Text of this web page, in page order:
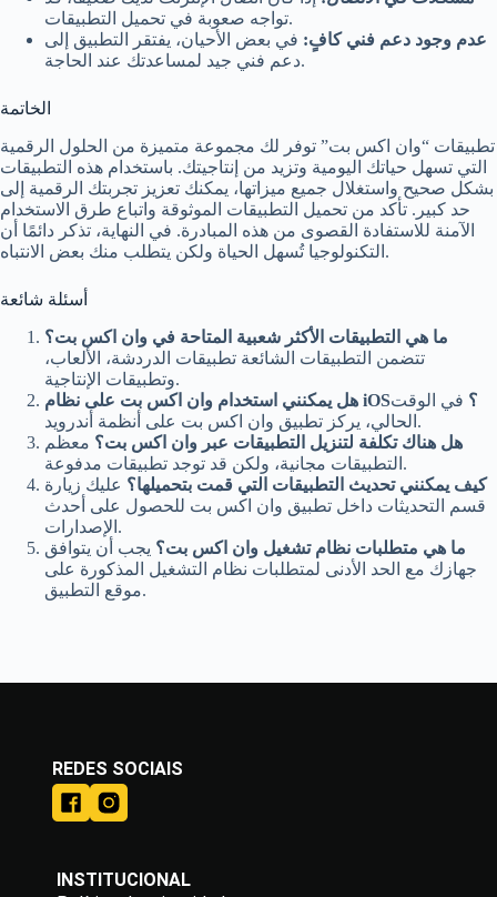
تواجه صعوبة في تحميل التطبيقات.
عدم وجود دعم فني كافٍ: في بعض الأحيان، يفتقر التطبيق إلى
دعم فني جيد لمساعدتك عند الحاجة.
الخاتمة
تطبيقات “وان اكس بت” توفر لك مجموعة متميزة من الحلول الرقمية
التي تسهل حياتك اليومية وتزيد من إنتاجيتك. باستخدام هذه التطبيقات
بشكل صحيح واستغلال جميع ميزاتها، يمكنك تعزيز تجربتك الرقمية إلى
حد كبير. تأكد من تحميل التطبيقات الموثوقة واتباع طرق الاستخدام
الآمنة للاستفادة القصوى من هذه المبادرة. في النهاية، تذكر دائمًا أن
التكنولوجيا تُسهل الحياة ولكن يتطلب منك بعض الانتباه.
أسئلة شائعة
ما هي التطبيقات الأكثر شعبية المتاحة في وان اكس بت؟
تتضمن التطبيقات الشائعة تطبيقات الدردشة، الألعاب،
وتطبيقات الإنتاجية.
هل يمكنني استخدام وان اكس بت على نظام iOS؟ في الوقت
الحالي، يركز تطبيق وان اكس بت على أنظمة أندرويد.
هل هناك تكلفة لتنزيل التطبيقات عبر وان اكس بت؟ معظم
التطبيقات مجانية، ولكن قد توجد تطبيقات مدفوعة.
كيف يمكنني تحديث التطبيقات التي قمت بتحميلها؟ عليك زيارة
قسم التحديثات داخل تطبيق وان اكس بت للحصول على أحدث
الإصدارات.
ما هي متطلبات نظام تشغيل وان اكس بت؟ يجب أن يتوافق
جهازك مع الحد الأدنى لمتطلبات نظام التشغيل المذكورة على
موقع التطبيق.
REDES SOCIAIS
INSTITUCIONAL